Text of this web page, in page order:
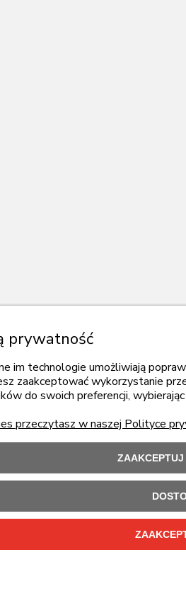
prywatność
im technologie umożliwiają
zaakceptować wykorzystanie
do swoich preferencji,
przeczytasz w naszej Polityce